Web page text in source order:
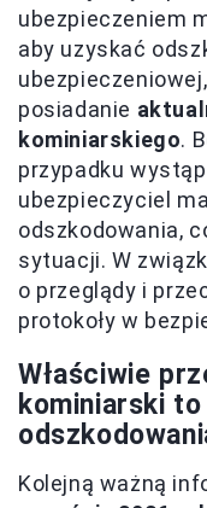
ubezpieczeniem
aby uzyskać
posiadanie
kominiarskiego.
przypadku
ubezpieczyciel
odszkodowania,
sytuacji. W
o przeglądy i
protokoły w
Właściwie
kominiarski
Kolejną ważną